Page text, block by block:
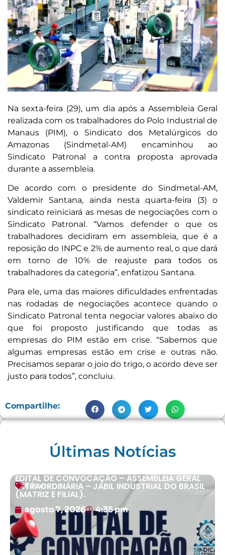
Na sexta-feira (29), um dia após a Assembleia Geral
realizada com os trabalhadores do Polo Industrial de
Manaus (PIM), o Sindicato dos Metalúrgicos do
Amazonas (Sindmetal-AM) encaminhou ao
Sindicato Patronal a contra proposta aprovada
durante a assembleia.
De acordo com o presidente do Sindmetal-AM,
Valdemir Santana, ainda nesta quarta-feira (3) o
sindicato reiniciará as mesas de negociações com o
Sindicato Patronal. “Vamos defender o que os
trabalhadores decidiram em assembleia, que é a
reposição do INPC e 2% de aumento real, o que dará
em torno de 10% de reajuste para todos os
trabalhadores da categoria”, enfatizou Santana.
Para ele, uma das maiores dificuldades enfrentadas
nas rodadas de negociações acontece quando o
Sindicato Patronal tenta negociar valores abaixo do
que foi proposto justificando que todas as
empresas do PIM estão em crise. “Sabemos que
algumas empresas estão em crise e outras não.
Precisamos separar o joio do trigo, o acordo deve ser
justo para todos”, concluiu.
Compartilhe:
Últimas Notícias
Editais
EDITAL DE CONVOCAÇÃO – ASSEMBLEIA GERAL
EXTRAORDINÁRIA – JABIL INDUSTRIAL DO BRASIL
(MATRIZ E FILIAL).
agosto 7, 2026 4:35 pm